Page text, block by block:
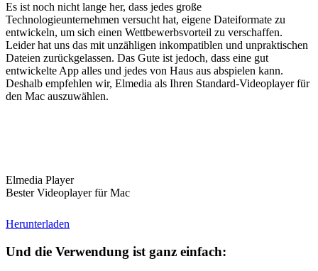
Es ist noch nicht lange her, dass jedes große
Technologieunternehmen versucht hat, eigene Dateiformate zu
entwickeln, um sich einen Wettbewerbsvorteil zu verschaffen.
Leider hat uns das mit unzähligen inkompatiblen und unpraktischen
Dateien zurückgelassen. Das Gute ist jedoch, dass eine gut
entwickelte App alles und jedes von Haus aus abspielen kann.
Deshalb empfehlen wir, Elmedia als Ihren Standard-Videoplayer für
den Mac auszuwählen.
Elmedia Player
Bester Videoplayer für Mac
Herunterladen
Und die Verwendung ist ganz einfach: